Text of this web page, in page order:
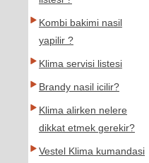
Kombi bakimi nasil
yapilir ?
Klima servisi listesi
Brandy nasil icilir?
Klima alirken nelere
dikkat etmek gerekir?
Vestel Klima kumandasi